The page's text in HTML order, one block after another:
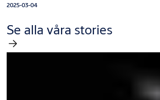
2025-03-04
Se alla våra stories